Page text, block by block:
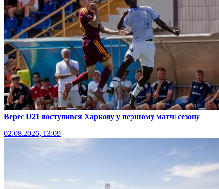
Верес U21 поступився Харкову у першому матчі сезону
02.08.2026, 13:09